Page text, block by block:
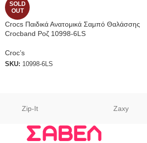
SOLD
OUT
Crocs Παιδικά Ανατομικά Σαμπό Θαλάσσης
Crocband Ροζ 10998-6LS
Croc’s
SKU: 10998-6LS
Zip-It Zaxy